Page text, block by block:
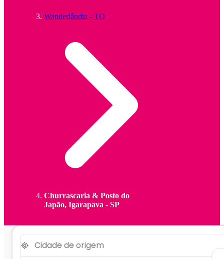
Wanderlândia - TO
Churrascaria & Posto do
Japão, Igarapava - SP